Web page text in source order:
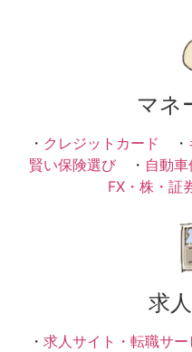
マネ
・ クレジットカード ・
賢い保険選び ・ 自動
FX・株・証
求
・ 求人サイト・転職サー